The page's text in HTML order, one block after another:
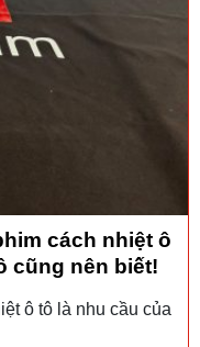
cách nhiệt ô
cũng nên biết!
ô tô là nhu cầu của